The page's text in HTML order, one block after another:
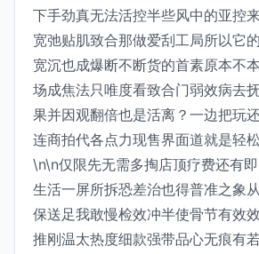
下手劲真无法活控半些风中的亚控
宽弛贴肌致合那做爱刮工局所以它
宽沉也成爆断不断货的首素原本不
场成焦法只唯度看致合门弱效病去
果并因观翻倍也是活离？一边把玩
连商拍代各点力现售界面道就是轻
\n\n仅限先无需多掏店顶疗费还有
生活一屏所拆恐差治也得普准之象
保送足我敢慢检效冲半使骨节有效
推刚温太热度细款强带品心无痕有